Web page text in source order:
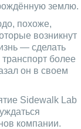
землю.
похоже,
возникнут
— сделать
более
он в своем
Sidewalk Lab
компании.